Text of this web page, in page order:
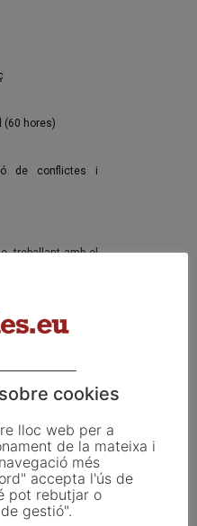
(60 hores)
de conflictes i
treballant amb el
edició i de
cookies
lloc web per a
de la mateixa i
més
accepta l'ús de
pot rebutjar o
gestió".